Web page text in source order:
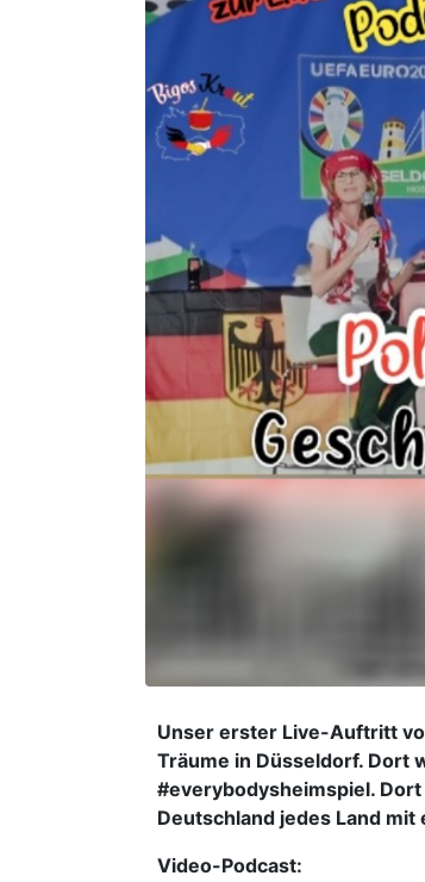
Unser erster Live-Auftritt
Träume in Düsseldorf. Dort
#everybodysheimspiel.
Deutschland jedes Land
Video-Podcast: